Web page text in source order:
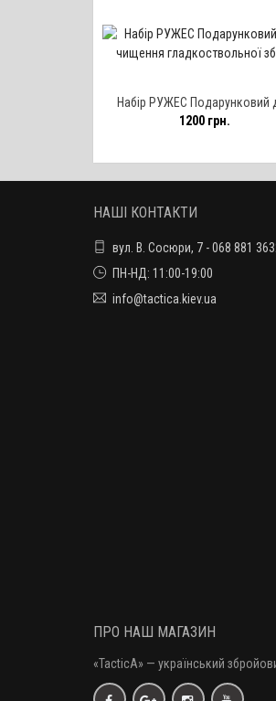
Набір РУЖЕС Подарунковий
чищення гладкоствольної
1200 грн.
НАШІ КОНТАКТИ
вул. В. Сосюри, 7 - 068 881
ПН-НД: 11:00-19:00
info@tactica.kiev.ua
ПРО НАШ МАГАЗИН
«TacticA» — український